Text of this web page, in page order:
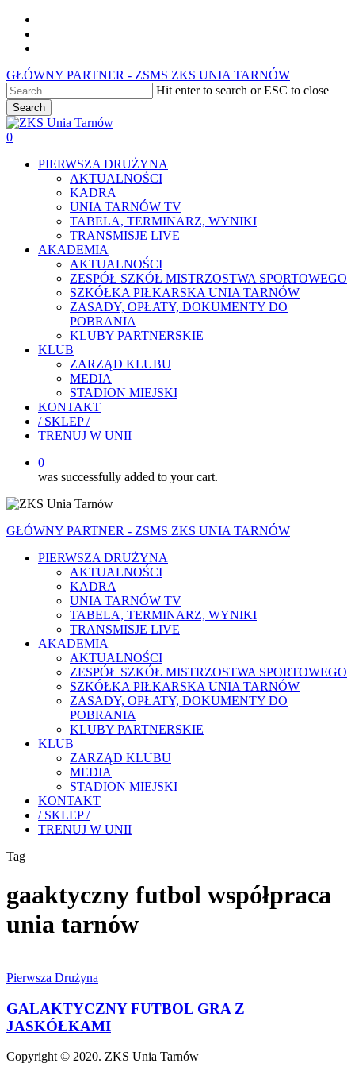
Skip
main
GŁÓWNY PARTNER - ZSMS ZKS UNIA TARNÓW
Hit enter to search or ESC to close
Search
Close
Search
0
PIERWSZA DRUŻYNA
AKTUALNOŚCI
KADRA
UNIA TARNÓW TV
TABELA, TERMINARZ, WYNIKI
TRANSMISJE LIVE
AKADEMIA
AKTUALNOŚCI
ZESPÓŁ SZKÓŁ MISTRZOSTWA SPORTOWEGO
SZKÓŁKA PIŁKARSKA UNIA TARNÓW
ZASADY, OPŁATY, DOKUMENTY DO
POBRANIA
KLUBY PARTNERSKIE
KLUB
ZARZĄD KLUBU
MEDIA
STADION MIEJSKI
KONTAKT
/ SKLEP /
TRENUJ W UNII
0
was successfully added to your cart.
GŁÓWNY PARTNER - ZSMS ZKS UNIA TARNÓW
PIERWSZA DRUŻYNA
AKTUALNOŚCI
KADRA
UNIA TARNÓW TV
TABELA, TERMINARZ, WYNIKI
TRANSMISJE LIVE
AKADEMIA
AKTUALNOŚCI
ZESPÓŁ SZKÓŁ MISTRZOSTWA SPORTOWEGO
SZKÓŁKA PIŁKARSKA UNIA TARNÓW
ZASADY, OPŁATY, DOKUMENTY DO
POBRANIA
KLUBY PARTNERSKIE
KLUB
ZARZĄD KLUBU
MEDIA
STADION MIEJSKI
KONTAKT
/ SKLEP /
TRENUJ W UNII
Tag
gaaktyczny futbol współpraca
unia tarnów
FUTBOL
Z
JASKÓŁKAMI
Pierwsza Drużyna
GALAKTYCZNY FUTBOL GRA Z
JASKÓŁKAMI
Copyright © 2020. ZKS Unia Tarnów